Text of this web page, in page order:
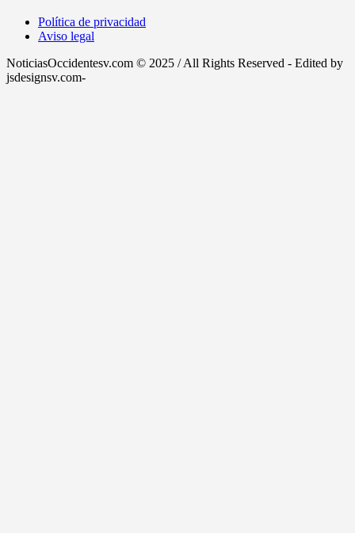
Política de privacidad
Aviso legal
NoticiasOccidentesv.com © 2025 / All Rights Reserved - Edited by
jsdesignsv.com-